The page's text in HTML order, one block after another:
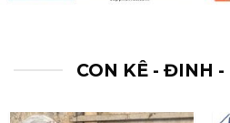
CON KÊ - ĐINH -